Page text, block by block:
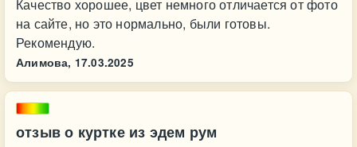
Качество хорошее, цвет немного отличается от фото
на сайте, но это нормально, были готовы.
Рекомендую.
Алимова, 17.03.2025
отзыв о куртке из эдем рум